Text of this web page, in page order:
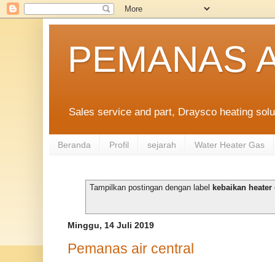
PEMANAS
Sales service and part, Draysco heating
Beranda Profil sejarah Water Heater Gas
Tampilkan postingan dengan label kebaikan heater
Minggu, 14 Juli 2019
Pemanas air central